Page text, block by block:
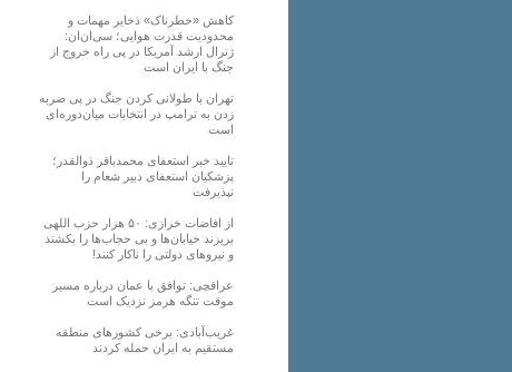
کاهش «خطرناک» ذخایر مهمات و
محدودیت قدرت هوایی؛ سی‌ان‌ان:
ژنرال ارشد آمریکا در پی راه خروج از
جنگ با ایران است
تهران با طولانی کردن جنگ در پی ضربه
زدن به ترامپ در انتخابات میان‌دوره‌ای
است
تایید خبر استعفای محمدباقر ذوالقدر؛
پزشکیان استعفای دبیر شعام را
نپذیرفت
از افاضات خرازی: ۵۰ هزار حزب اللهی
بریزند خیابان‌ها و بی حجاب‌ها را بکشند
و نیرو‌های دولتی را ناکار کنند!
عراقچی: توافق با عمان درباره مسیر
موقت تنگه هرمز نزدیک است
غریب‌آبادی: برخی کشورهای منطقه
مستقیم به ایران حمله کردند